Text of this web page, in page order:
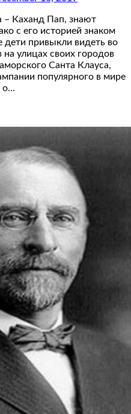
– Каханд Пап, знают
с его историей знаком
привыкли видеть во
улицах своих городов
Санта Клауса,
популярного в мире
о…